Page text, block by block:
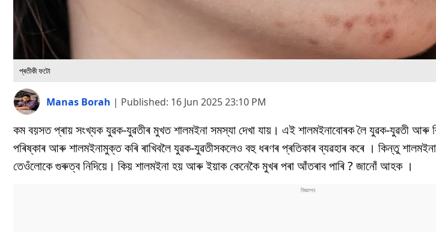
প্ৰতীকী ফটো
Manas Borah | Published: 16 Jun 2025 23:10 PM
কম বয়সত প্ৰায় সংখ্যক যুৱক-যুৱতীৰ মুখত শালমইনা সমস্যা দেখা যায়। এই শালমইনাবোৰক লৈ যুৱক-যুৱতী আৰু
পৰিষ্কাৰ আৰু শালমইনামুক্ত কৰি ৰাখিবলৈ যুৱক-যুৱতীসকলেও বহু ধৰণৰ প্ৰতিকাৰ ব্যৱহাৰ কৰে । কিন্তু
তেওঁলোকে গুৰুত্ব নিদিয়ে। কিয় শালমইনা হয় আৰু ইয়াক কেনেকৈ মুখৰ পৰা আঁতৰাব পাৰি ? জানোঁ আহক ।